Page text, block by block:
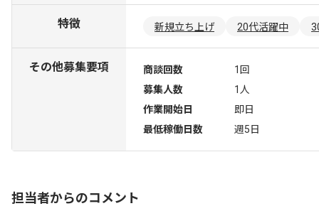
特徴 新規立ち上げ 20代活躍中
その他募集要項 商談回数
1回
募集人数
1人
作業開始日
即日
最低稼働日数
週5日
担当者からのコメント